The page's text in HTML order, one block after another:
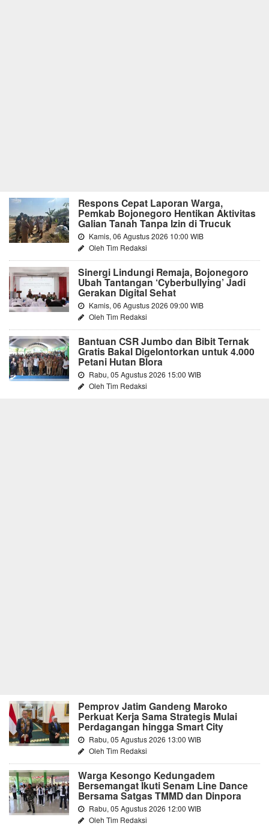
Respons Cepat Laporan Warga,
Pemkab Bojonegoro Hentikan Aktivitas
Galian Tanah Tanpa Izin di Trucuk
Kamis, 06 Agustus 2026 10:00 WIB
Oleh Tim Redaksi
Sinergi Lindungi Remaja, Bojonegoro
Ubah Tantangan ‘Cyberbullying’ Jadi
Gerakan Digital Sehat
Kamis, 06 Agustus 2026 09:00 WIB
Oleh Tim Redaksi
Bantuan CSR Jumbo dan Bibit Ternak
Gratis Bakal Digelontorkan untuk 4.000
Petani Hutan Blora
Rabu, 05 Agustus 2026 15:00 WIB
Oleh Tim Redaksi
Pemprov Jatim Gandeng Maroko
Perkuat Kerja Sama Strategis Mulai
Perdagangan hingga Smart City
Rabu, 05 Agustus 2026 13:00 WIB
Oleh Tim Redaksi
Warga Kesongo Kedungadem
Bersemangat Ikuti Senam Line Dance
Bersama Satgas TMMD dan Dinpora
Rabu, 05 Agustus 2026 12:00 WIB
Oleh Tim Redaksi